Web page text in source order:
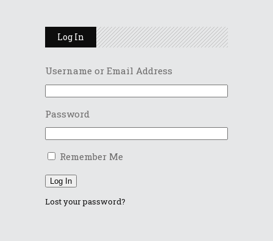
Log In
Username or Email Address
Password
Remember Me
Log In
Lost your password?